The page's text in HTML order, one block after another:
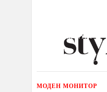
КУЛТУРА
ИЗЛОГ
МОДЕН МОНИТОР